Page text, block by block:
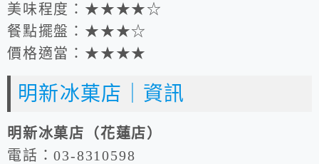
美味程度：★★★★☆
餐點擺盤：★★★☆
價格適當：★★★★
明新冰菓店｜資訊
明新冰菓店（花蓮店）
電話：03-8310598